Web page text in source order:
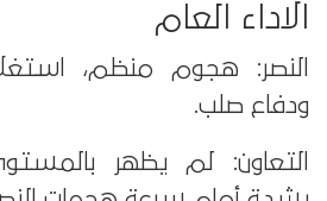
الاداء العام
النصر: هجوم منظم،
ودفاع صلب.
التعاون: لم يظهر